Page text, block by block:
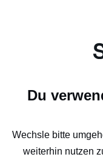
Du
Wechsle bitte
weiterhin nutzen